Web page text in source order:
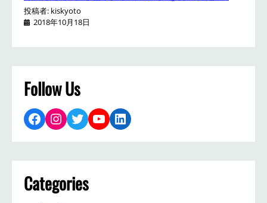
投稿者: kiskyoto
2018年10月18日
Follow Us
Facebook Instagram Twitter YouTube LinkedIn
Categories